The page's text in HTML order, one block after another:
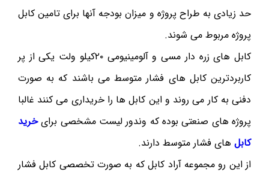
حد زیادی به طراح پروژه و میزان بودجه آنها برای تامین کابل
پروژه مربوط می شوند.
کابل های زره دار مسی و آلومینیومی ۲۰کیلو ولت یکی از پر
کاربردترین کابل های فشار متوسط می باشند که به صورت
دفنی به کار می روند و این کابل ها را خریداری می کنند غالبا
پروژه های صنعتی بوده که وندور لیست مشخصی برایخرید
کابل های فشار متوسط دارند.
از این رو مجموعه آراد کابل که به صورت تخصصی کابل فشار